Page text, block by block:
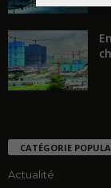
CATÉGORIE
Actualité